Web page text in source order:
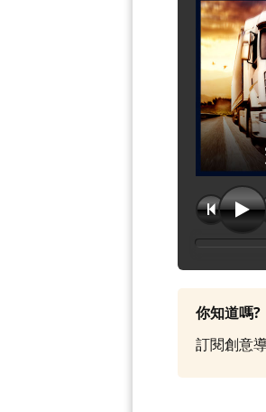
你知道嗎?
訂閱創意